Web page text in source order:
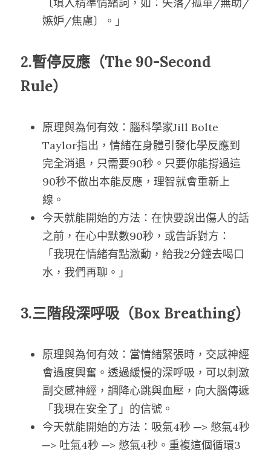
嫉妒/焦慮〕。」
2.暫停反應（The 90-Second
Rule）
原理與為何有效：腦科學家Jill Bolte
Taylor指出，情緒在身體引發化學反應到
完全消退，只需要90秒。只要你能撐過這
90秒不做出本能反應，理智就會重新上
線。
今天就能開始的方法：在快要說出傷人的話
之前，在心中默數90秒，或告訴對方：
「我現在情緒有點激動，給我2分鐘去喝口
水，我們再聊。」
3.三階段深呼吸（Box Breathing）
原理與為何有效：當情緒緊張時，交感神經
會過度興奮。透過緩慢的深呼吸，可以刺激
副交感神經，調降心跳與血壓，向大腦傳遞
「我現在安全了」的信號。
今天就能開始的方法：吸氣4秒 ─> 憋氣4秒
─> 吐氣4秒 ─> 憋氣4秒。重複這個循環3